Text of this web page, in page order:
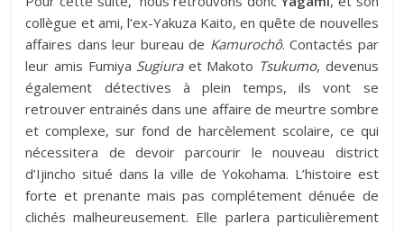
collègue et ami, l’ex-Yakuza Kaito, en quête de nouvelles
affaires dans leur bureau de Kamurochô. Contactés par
leur amis Fumiya Sugiuraet Makoto Tsukumo, devenus
également détectives à plein temps, ils vont se
retrouver entrainés dans une affaire de meurtre sombre
et complexe, sur fond de harcèlement scolaire, ce qui
nécessitera de devoir parcourir le nouveau district
d’Ijincho situé dans la ville de Yokohama. L’histoire est
forte et prenante mais pas complétement dénuée de
clichés malheureusement. Elle parlera particulièrement